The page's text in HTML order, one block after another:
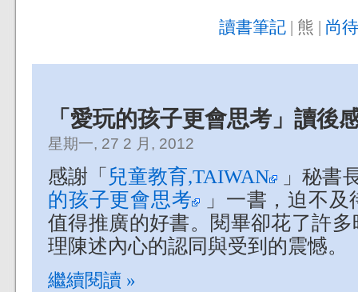
讀書筆記| 熊 | 尚
「愛玩的孩子更會思考」讀後
星期一, 27 2 月, 2012
感謝「 兒童教育,TAIWAN
」秘書
的孩子更會思考
」一書，迫不
值得推廣的好書。閱畢卻花了許
理陳述內心的認同與受到的震憾。
繼續閱讀 »